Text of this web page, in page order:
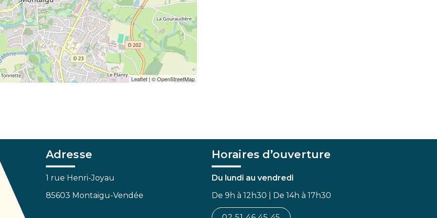
Leaflet| ©OpenStreetMap
Adresse
1 rue Henri-Joyau
85603 Montaigu-Vendée
Horaires d’ouverture
Du lundi au vendredi
De 9h à 12h30 | De 14h à 17h30